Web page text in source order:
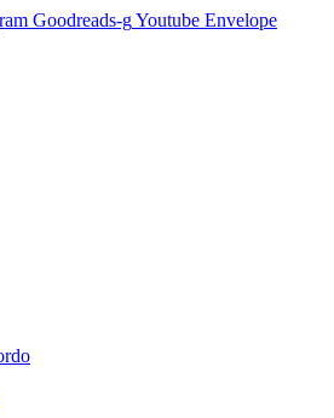
Goodreads-gYoutube Envelope